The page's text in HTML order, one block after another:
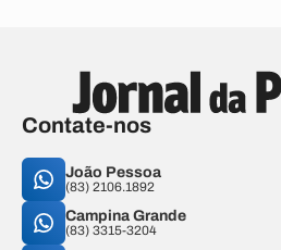
Contate-nos
João Pessoa
(83) 2106.1892
Campina Grande
(83) 3315-3204